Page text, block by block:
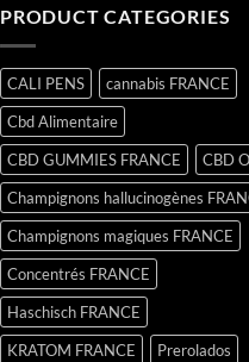
PRODUCT CATEGORIES
CALI PENS
cannabis FRANCE
Cbd Alimentaire
CBD GUMMIES FRANCE
CBD
Champignons hallucinogènes
Champignons magiques FRANCE
Concentrés FRANCE
Haschisch FRANCE
KRATOM FRANCE
Prerolados